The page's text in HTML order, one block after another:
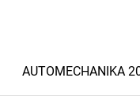
AUTOMECHANIKA